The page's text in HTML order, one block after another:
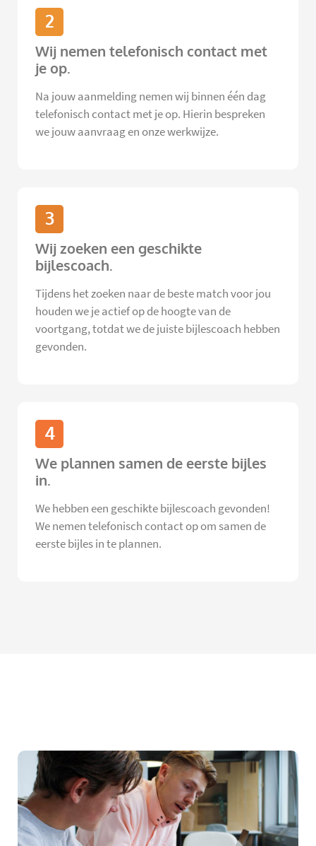
2
Wij nemen telefonisch contact met
je op.
Na jouw aanmelding nemen wij binnen één dag
telefonisch contact met je op. Hierin bespreken
we jouw aanvraag en onze werkwijze.
3
Wij zoeken een geschikte
bijlescoach.
Tijdens het zoeken naar de beste match voor jou
houden we je actief op de hoogte van de
voortgang, totdat we de juiste bijlescoach hebben
gevonden.
4
We plannen samen de eerste bijles
in.
We hebben een geschikte bijlescoach gevonden!
We nemen telefonisch contact op om samen de
eerste bijles in te plannen.